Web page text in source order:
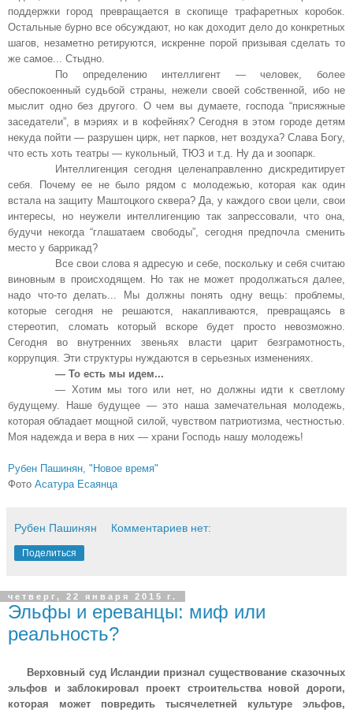
поддержки город превращается в скопище трафаретных коробок.
Остальные бурно все обсуждают, но как доходит дело до конкретных
шагов, незаметно ретируются, искренне порой призывая сделать то
же самое... Стыдно.
По определению интеллигент — человек, более
обеспокоенный судьбой страны, нежели своей собственной, ибо не
мыслит одно без другого. О чем вы думаете, господа “присяжные
заседатели”, в мэриях и в кофейнях? Сегодня в этом городе детям
некуда пойти — разрушен цирк, нет парков, нет воздуха? Слава Богу,
что есть хоть театры — кукольный, ТЮЗ и т.д. Ну да и зоопарк.
Интеллигенция сегодня целенаправленно дискредитирует
себя. Почему ее не было рядом с молодежью, которая как один
встала на защиту Маштоцкого сквера? Да, у каждого свои цели, свои
интересы, но неужели интеллигенцию так запрессовали, что она,
будучи некогда “глашатаем свободы”, сегодня предпочла сменить
место у баррикад?
Все свои слова я адресую и себе, поскольку и себя считаю
виновным в происходящем. Но так не может продолжаться далее,
надо что-то делать... Мы должны понять одну вещь: проблемы,
которые сегодня не решаются, накапливаются, превращаясь в
стереотип, сломать который вскоре будет просто невозможно.
Сегодня во внутренних звеньях власти царит безграмотность,
коррупция. Эти структуры нуждаются в серьезных изменениях.
— То есть мы идем...
— Хотим мы того или нет, но должны идти к светлому
будущему. Наше будущее — это наша замечательная молодежь,
которая обладает мощной силой, чувством патриотизма, честностью.
Моя надежда и вера в них — храни Господь нашу молодежь!
Рубен Пашинян, "Новое время"
Фото Асатура Есаянца
Рубен Пашинян Комментариев нет:
Поделиться
четверг, 22 января 2015 г.
Эльфы и ереванцы: миф или
реальность?
Верховный суд Исландии признал существование сказочных
эльфов и заблокировал проект строительства новой дороги,
которая может повредить тысячелетней культуре эльфов,